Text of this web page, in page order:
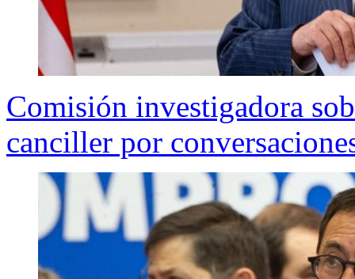
Comisión investigadora
canciller por